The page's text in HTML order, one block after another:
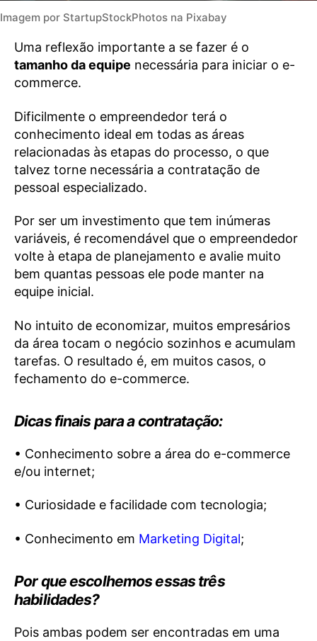
Imagem por StartupStockPhotos na Pixabay
Uma reflexão importante a se fazer é o
tamanho da equipe necessária para iniciar o e-
commerce.
Dificilmente o empreendedor terá o
conhecimento ideal em todas as áreas
relacionadas às etapas do processo, o que
talvez torne necessária a contratação de
pessoal especializado.
Por ser um investimento que tem inúmeras
variáveis, é recomendável que o empreendedor
volte à etapa de planejamento e avalie muito
bem quantas pessoas ele pode manter na
equipe inicial.
No intuito de economizar, muitos empresários
da área tocam o negócio sozinhos e acumulam
tarefas. O resultado é, em muitos casos, o
fechamento do e-commerce.
Dicas finais para a contratação:
• Conhecimento sobre a área do e-commerce
e/ou internet;
• Curiosidade e facilidade com tecnologia;
• Conhecimento em Marketing Digital;
Por que escolhemos essas três
habilidades?
Pois ambas podem ser encontradas em uma